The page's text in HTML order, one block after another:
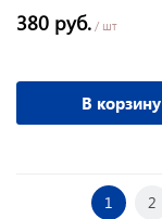
380 руб. / шт
В корзину
1 2